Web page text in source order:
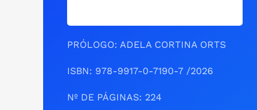
PRÓLOGO: ADELA CORTINA ORTS
ISBN: 978-9917-0-7190-7 /2026
Nº DE PÁGINAS: 224